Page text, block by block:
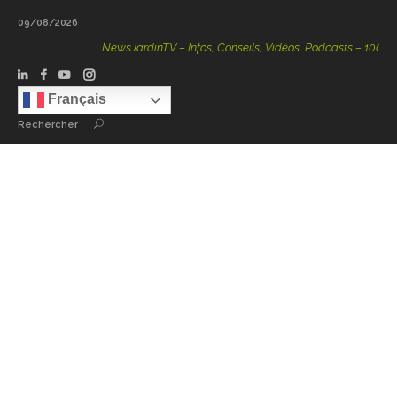
09/08/2026
NewsJardinTV – Infos, Conseils, Vidéos, Podcasts – 100 %
Français
Rechercher